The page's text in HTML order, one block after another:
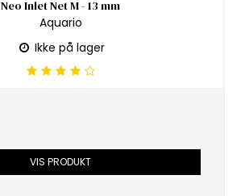
Neo Inlet Net M - 13 mm
Aquario
Ikke på lager
VIS PRODUKT